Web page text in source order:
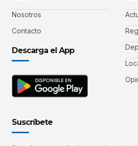
Nosotros
Contacto
Descarga el App
Suscríbete